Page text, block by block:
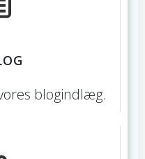
blogindlæg.